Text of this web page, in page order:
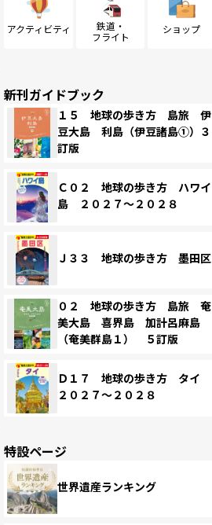
アクティビティ
鉄道・
フライト
ショップ
新刊ガイドブック
１５ 地球の歩き方 島旅 伊
豆大島 利島（伊豆諸島①）３
訂版
Ｃ０２ 地球の歩き方 ハワイ
島 ２０２７～２０２８
Ｊ３３ 地球の歩き方 墨田区
０２ 地球の歩き方 島旅 奄
美大島 喜界島 加計呂麻島
（奄美群島１） ５訂版
Ｄ１７ 地球の歩き方 タイ
２０２７～２０２８
特設ページ
世界遺産ランキング